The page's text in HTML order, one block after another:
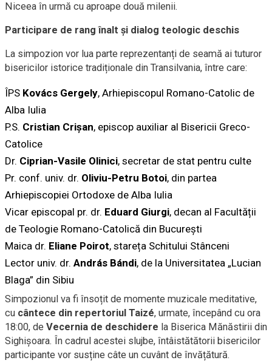
Niceea în urmă cu aproape două milenii.
Participare de rang înalt și dialog teologic deschis
La simpozion vor lua parte reprezentanți de seamă ai tuturor
bisericilor istorice tradiționale din Transilvania, între care:
ÎPS Kovács Gergely, Arhiepiscopul Romano-Catolic de
Alba Iulia
P.S. Cristian Crișan, episcop auxiliar al Bisericii Greco-
Catolice
Dr. Ciprian-Vasile Olinici, secretar de stat pentru culte
Pr. conf. univ. dr. Oliviu-Petru Botoi, din partea
Arhiepiscopiei Ortodoxe de Alba Iulia
Vicar episcopal pr. dr. Eduard Giurgi, decan al Facultății
de Teologie Romano-Catolică din București
Maica dr. Eliane Poirot, stareța Schitului Stânceni
Lector univ. dr. András Bándi, de la Universitatea „Lucian
Blaga” din Sibiu
Simpozionul va fi însoțit de momente muzicale meditative,
cu cântece din repertoriul Taizé, urmate, începând cu ora
18:00, de Vecernia de deschidere la Biserica Mănăstirii din
Sighișoara. În cadrul acestei slujbe, întâistătătorii bisericilor
participante vor susține câte un cuvânt de învățătură.